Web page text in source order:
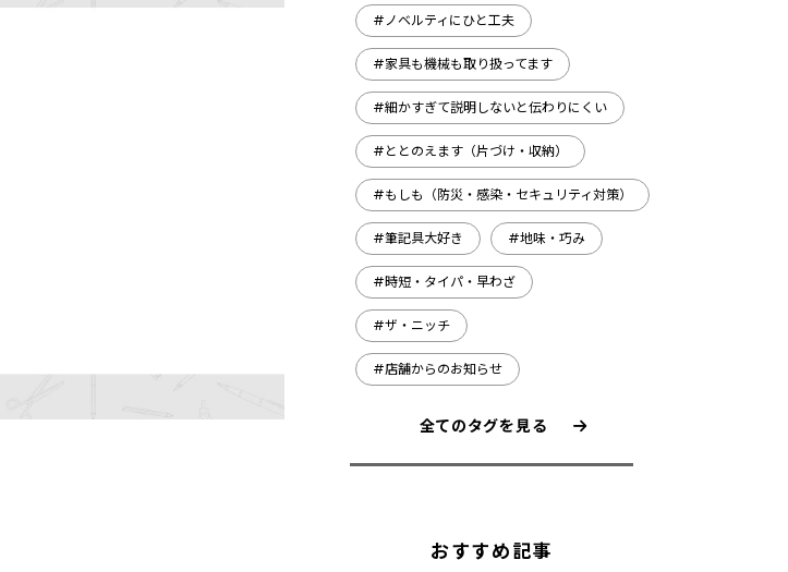
#ノベルティにひと工夫
#家具も機械も取り扱ってます
#細かすぎて説明しないと伝わりにくい
#ととのえます（片づけ・収納）
#もしも（防災・感染・セキュリティ対策）
#筆記具大好き #地味・巧み
#時短・タイパ・早わざ
#ザ・ニッチ
#店舗からのお知らせ
全てのタグを見る
おすすめ記事